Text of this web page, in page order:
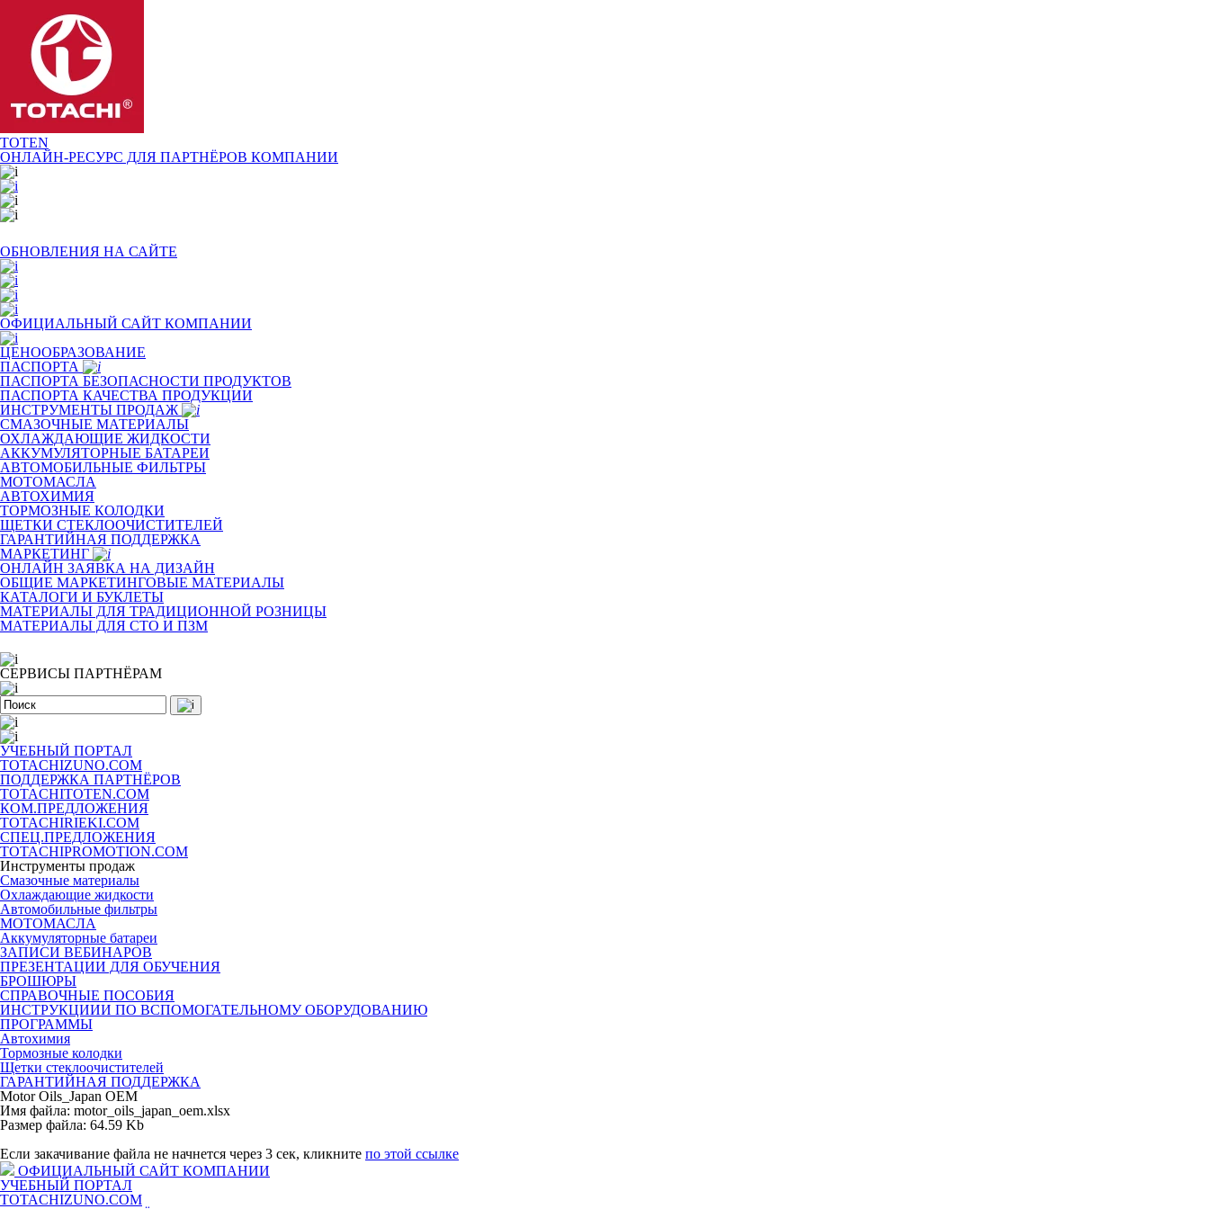
TOTEN
ОНЛАЙН-РЕСУРС ДЛЯ ПАРТНЁРОВ КОМПАНИИ
ОБНОВЛЕНИЯ НА САЙТЕ
ОФИЦИАЛЬНЫЙ САЙТ КОМПАНИИ
ЦЕНООБРАЗОВАНИЕ
ПАСПОРТА
ПАСПОРТА БЕЗОПАСНОСТИ ПРОДУКТОВ
ПАСПОРТА КАЧЕСТВА ПРОДУКЦИИ
ИНСТРУМЕНТЫ ПРОДАЖ
СМАЗОЧНЫЕ МАТЕРИАЛЫ
ОХЛАЖДАЮЩИЕ ЖИДКОСТИ
АККУМУЛЯТОРНЫЕ БАТАРЕИ
АВТОМОБИЛЬНЫЕ ФИЛЬТРЫ
МОТОМАСЛА
АВТОХИМИЯ
ТОРМОЗНЫЕ КОЛОДКИ
ЩЕТКИ СТЕКЛООЧИСТИТЕЛЕЙ
ГАРАНТИЙНАЯ ПОДДЕРЖКА
МАРКЕТИНГ
ОНЛАЙН ЗАЯВКА НА ДИЗАЙН
ОБЩИЕ МАРКЕТИНГОВЫЕ МАТЕРИАЛЫ
КАТАЛОГИ И БУКЛЕТЫ
МАТЕРИАЛЫ ДЛЯ ТРАДИЦИОННОЙ РОЗНИЦЫ
МАТЕРИАЛЫ ДЛЯ СТО И ПЗМ
СЕРВИСЫ ПАРТНЁРАМ
УЧЕБНЫЙ ПОРТАЛ
TOTACHIZUNO.COM
ПОДДЕРЖКА ПАРТНЁРОВ
TOTACHITOTEN.COM
КОМ.ПРЕДЛОЖЕНИЯ
TOTACHIRIEKI.COM
СПЕЦ.ПРЕДЛОЖЕНИЯ
TOTACHIPROMOTION.COM
Инструменты продаж
Смазочные материалы
Охлаждающие жидкости
Автомобильные фильтры
МОТОМАСЛА
Аккумуляторные батареи
ЗАПИСИ ВЕБИНАРОВ
ПРЕЗЕНТАЦИИ ДЛЯ ОБУЧЕНИЯ
БРОШЮРЫ
СПРАВОЧНЫЕ ПОСОБИЯ
ИНСТРУКЦИИИ ПО ВСПОМОГАТЕЛЬНОМУ ОБОРУДОВАНИЮ
ПРОГРАММЫ
Автохимия
Тормозные колодки
Щетки стеклоочистителей
ГАРАНТИЙНАЯ ПОДДЕРЖКА
Motor Oils_Japan OEM
Имя файла: motor_oils_japan_oem.xlsx
Размер файла: 64.59 Kb
Если закачивание файла не начнется через 3 сек, кликните по этой ссылке
ОФИЦИАЛЬНЫЙ САЙТ КОМПАНИИ
УЧЕБНЫЙ ПОРТАЛ
TOTACHIZUNO.COM